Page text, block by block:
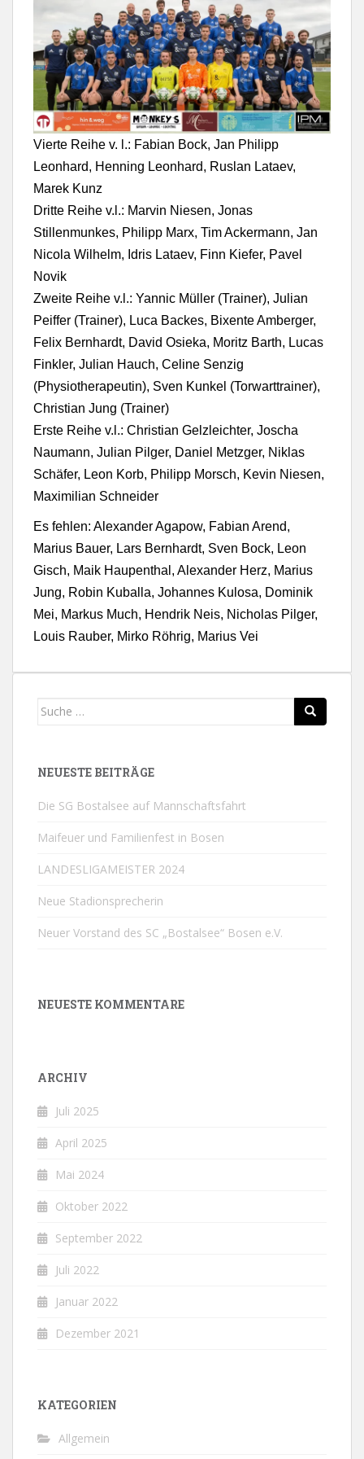
Vierte Reihe v. l.: Fabian Bock, Jan Philipp
Leonhard, Henning Leonhard, Ruslan Lataev,
Marek Kunz
Dritte Reihe v.l.: Marvin Niesen, Jonas
Stillenmunkes, Philipp Marx, Tim Ackermann, Jan
Nicola Wilhelm, Idris Lataev, Finn Kiefer, Pavel
Novik
Zweite Reihe v.l.: Yannic Müller (Trainer), Julian
Peiffer (Trainer), Luca Backes, Bixente Amberger,
Felix Bernhardt, David Osieka, Moritz Barth, Lucas
Finkler, Julian Hauch, Celine Senzig
(Physiotherapeutin), Sven Kunkel (Torwarttrainer),
Christian Jung (Trainer)
Erste Reihe v.l.: Christian Gelzleichter, Joscha
Naumann, Julian Pilger, Daniel Metzger, Niklas
Schäfer, Leon Korb, Philipp Morsch, Kevin Niesen,
Maximilian Schneider
Es fehlen: Alexander Agapow, Fabian Arend,
Marius Bauer, Lars Bernhardt, Sven Bock, Leon
Gisch, Maik Haupenthal, Alexander Herz, Marius
Jung, Robin Kuballa, Johannes Kulosa, Dominik
Mei, Markus Much, Hendrik Neis, Nicholas Pilger,
Louis Rauber, Mirko Röhrig, Marius Vei
Suche
NEUESTE BEITRÄGE
Die SG Bostalsee auf Mannschaftsfahrt
Maifeuer und Familienfest in Bosen
LANDESLIGAMEISTER 2024
Neue Stadionsprecherin
Neuer Vorstand des SC „Bostalsee“ Bosen e.V.
NEUESTE KOMMENTARE
ARCHIV
Juli 2025
April 2025
Mai 2024
Oktober 2022
September 2022
Juli 2022
Januar 2022
Dezember 2021
KATEGORIEN
Allgemein